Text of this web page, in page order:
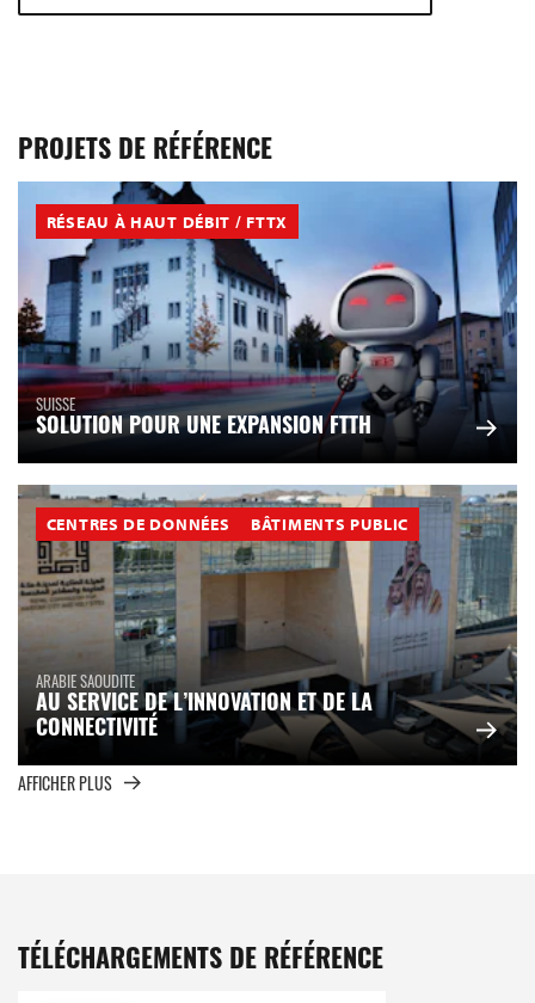
PROJETS DE RÉFÉRENCE
RÉSEAU À HAUT DÉBIT / FTTX
SUISSE
SOLUTION POUR UNE EXPANSION FTTH
CENTRES DE DONNÉES BÂTIMENTS PUBLIC
ARABIE SAOUDITE
AU SERVICE DE L’INNOVATION ET DE LA
CONNECTIVITÉ
AFFICHER PLUS
TÉLÉCHARGEMENTS DE RÉFÉRENCE